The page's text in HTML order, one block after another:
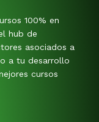
100% en
hub de
asociados a
a tu desarrollo
cursos